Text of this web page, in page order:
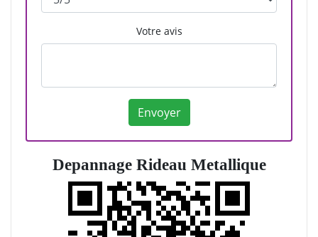
Votre avis
Depannage Rideau Metallique